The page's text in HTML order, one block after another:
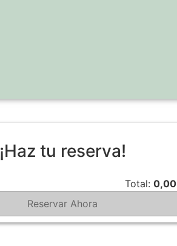
¡Haz tu reserva!
Total:0,00
Reservar Ahora